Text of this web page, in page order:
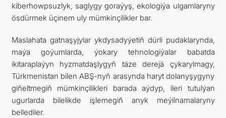
kiberhowpsuzlyk, saglygy goraýyş, ekologiýa ulgamlaryny
ösdürmek üçinem uly mümkinçilikler bar.
Maslahata gatnaşyjylar ykdysadyýetiň dürli pudaklarynda,
maýa goýumlarda, ýokary tehnologiýalar babatda
ikitaraplaýyn hyzmatdaşlygyň täze derejä çykarylmagy,
Türkmenistan bilen ABŞ-nyň arasynda haryt dolanyşygyny
giňeltmegiň mümkinçilikleri barada aýdyp, ileri tutulýan
ugurlarda bilelikde işlemegiň anyk meýilnamalaryny
bellediler.